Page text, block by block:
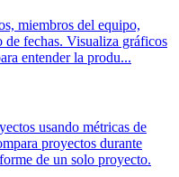
miembros del equipo,
de fechas. Visualiza gráficos
entender la produ...
usando métricas de
proyectos durante
de un solo proyecto.